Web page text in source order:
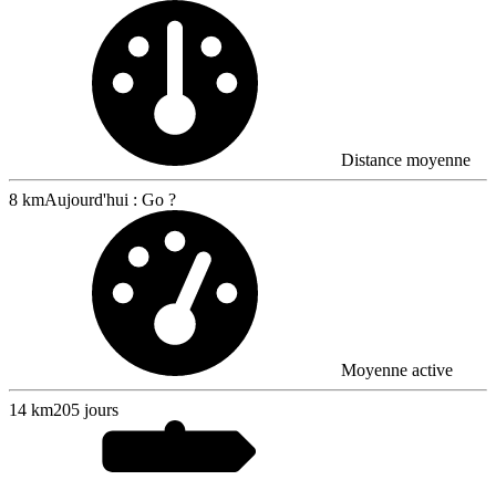
Distance moyenne
8 kmAujourd'hui : Go ?
Moyenne active
14 km205 jours